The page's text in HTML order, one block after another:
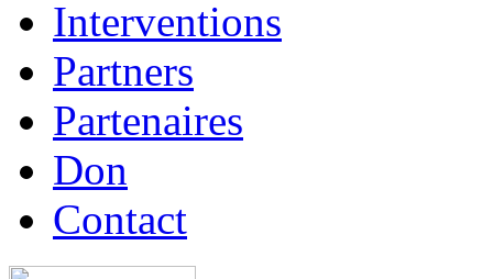
Interventions
Partners
Partenaires
Don
Contact